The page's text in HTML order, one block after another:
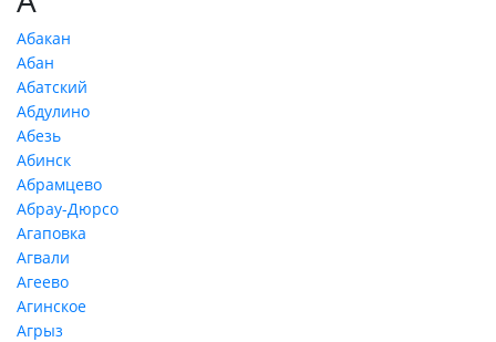
Абакан
Абан
Абатский
Абдулино
Абезь
Абинск
Абрамцево
Абрау-Дюрсо
Агаповка
Агвали
Агеево
Агинское
Агрыз